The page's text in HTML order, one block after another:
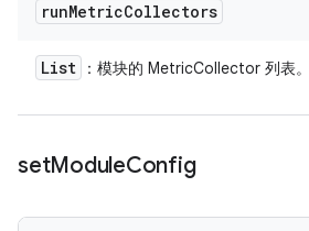
runMetricCollectors
List ：模块的 MetricCollector 列表。
setModuleConfig